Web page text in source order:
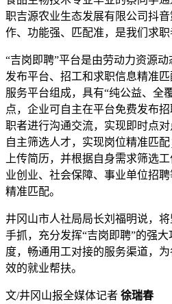
职吉源农业生态发展有限公司抖
作、功能强、匹配准，是我们求职
“吉岗即聘”平台是由劳动力资源
发布平台、招工和求职信息精准
服务平台组成，具有“纯公益、全
点，企业可自主在平台免费发布
职者进行沟通交流，实现即时点
自主筛选人才，实现岗位精准匹
上传简历，并根据自身需求筛选
业创业、社会保障、事业单位招
精准匹配。
井冈山市人社局局长刘福明说，
手抓，充分发挥“吉岗即聘”的强
度，畅通用工对接的服务渠道，
效的就业帮扶。
文/井冈山报全媒体记者 徐瑞春